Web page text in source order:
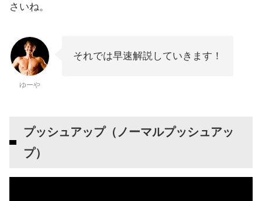
さいね。
ゆーや
それでは早速解説していきます！
プッシュアップ（ノーマルプッシュアッ
プ）